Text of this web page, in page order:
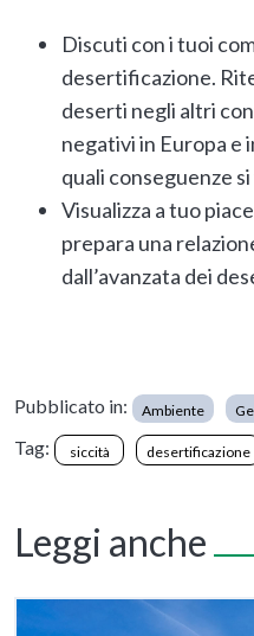
Discuti con i tuoi
desertificazione.
deserti negli altri
negativi in Europa e
quali conseguenze
Visualizza a tuo
prepara una
dall’avanzata dei
Pubblicato in: Ambiente
Tag: siccità desertificazione
Leggi anche